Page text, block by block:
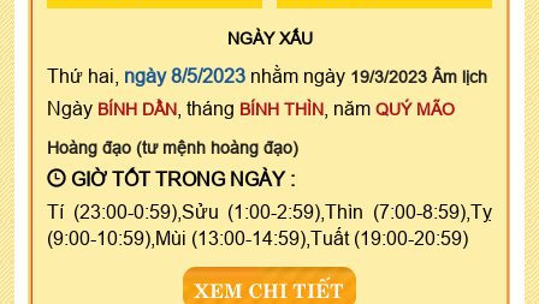
NGÀYXẤU
Thứ hai, ngày 8/5/2023 nhằm ngày 19/3/2023 Âm lịch
Ngày BÍNH DẦN , tháng BÍNH THÌN , năm QUÝ MÃO
Hoàng đạo (tư mệnh hoàng đạo)
GIỜ TỐT TRONG NGÀY :
Tí (23:00-0:59),Sửu (1:00-2:59),Thìn (7:00-8:59),Tỵ
(9:00-10:59),Mùi (13:00-14:59),Tuất (19:00-20:59)
XEM CHI TIẾT